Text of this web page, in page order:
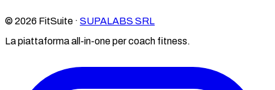
© 2026 FitSuite · SUPALABS SRL
La piattaforma all-in-one per coach fitness.